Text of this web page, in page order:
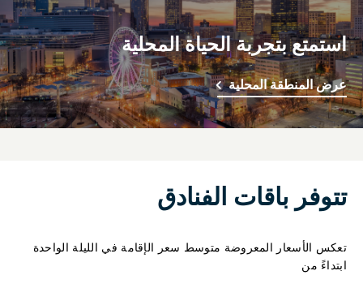
استمتع بتجربة الحياة المحلية
عرض المنطقة المحلية
تتوفر باقات الفنادق
تعكس الأسعار المعروضة متوسط سعر الإقامة في الليلة الواحدة
ابتداءً من